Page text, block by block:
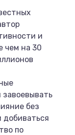
и
чем на 30
без
добиваться
по